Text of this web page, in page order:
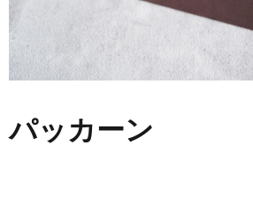
パッカーン